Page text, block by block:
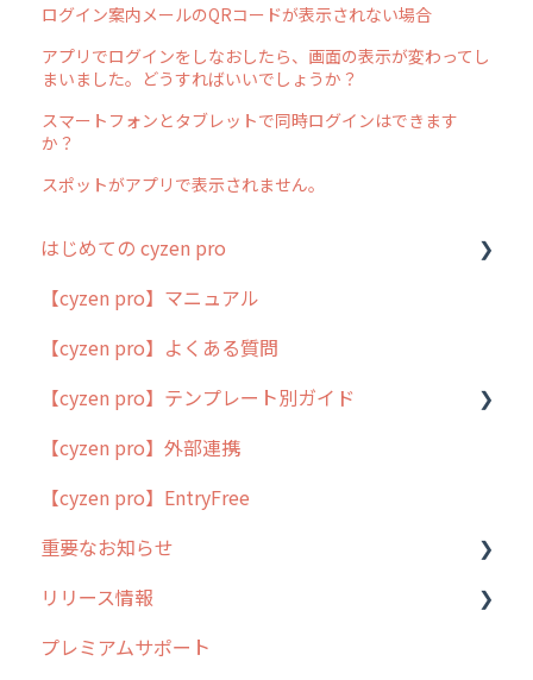
ログイン案内メールのQRコードが表示されない場合
アプリでログインをしなおしたら、画面の表示が変わってし
まいました。どうすればいいでしょうか？
スマートフォンとタブレットで同時ログインはできます
か？
スポットがアプリで表示されません。
はじめての cyzen pro
cyzen pro とは？
簡易マニュアル
cyzen proの位置情報取得について
用語集
よくある質問
【cyzen pro】マニュアル
【cyzen pro】よくある質問
【cyzen pro】テンプレート別ガイド
ポスティング
ラウンダー
メンテナンス
外廻り営業
清掃
【cyzen pro】外部連携
【cyzen pro】EntryFree
重要なお知らせ
過去の重要なお知らせ
障害情報
リリース情報
リリース
プレミアムサポート